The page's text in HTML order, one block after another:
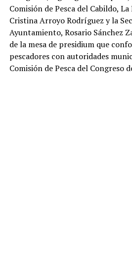
Comisión de Pesca del Cabildo, La
Cristina Arroyo Rodríguez y la
Ayuntamiento, Rosario Sánchez
de la mesa de presidium que
pescadores con autoridades
Comisión de Pesca del Congreso